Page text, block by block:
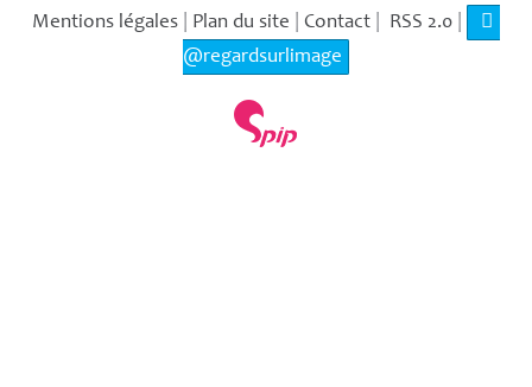
Mentions légales| Plan du site Contact RSS 2.0|
@regardsurlimage